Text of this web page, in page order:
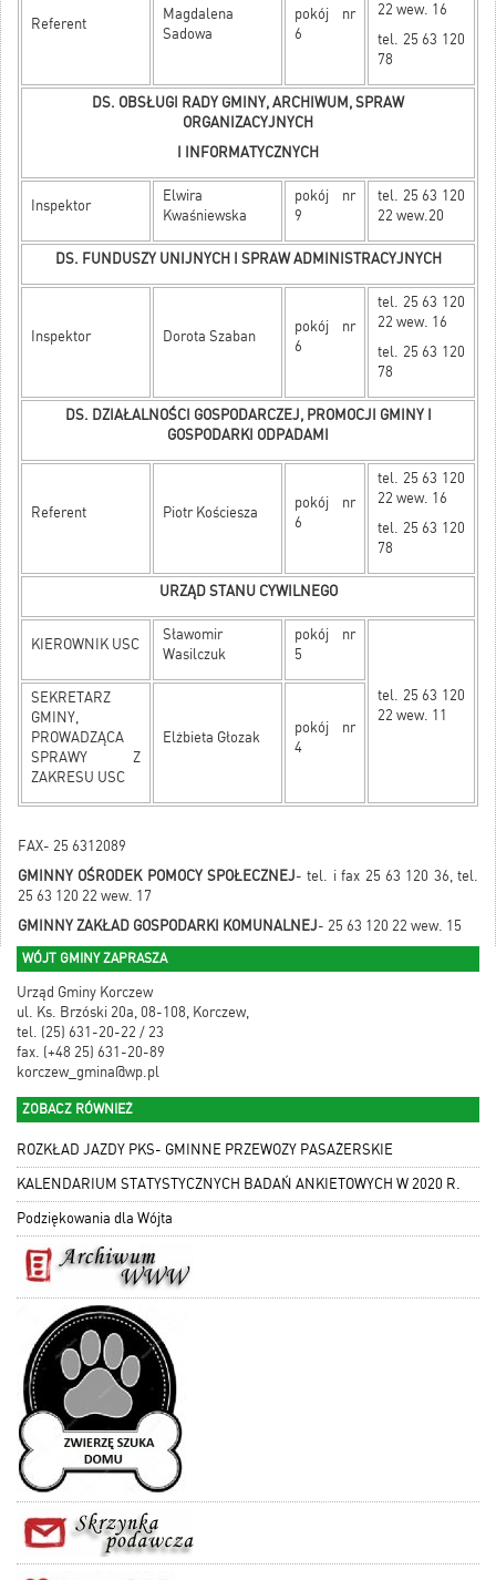
Referent
Magdalena
Sadowa
pokój nr
6
22 wew. 16
tel. 25 63 120
78
DS. OBSŁUGI RADY GMINY, ARCHIWUM, SPRAW
ORGANIZACYJNYCH
I INFORMATYCZNYCH
Inspektor
Elwira
Kwaśniewska
pokój nr
9
tel. 25 63 120
22 wew.20
DS. FUNDUSZY UNIJNYCH I SPRAW ADMINISTRACYJNYCH
Inspektor Dorota Szaban
pokój nr
6
tel. 25 63 120
22 wew. 16
tel. 25 63 120
78
DS. DZIAŁALNOŚCI GOSPODARCZEJ, PROMOCJI GMINY I
GOSPODARKI ODPADAMI
Referent Piotr Kościesza
pokój nr
6
tel. 25 63 120
22 wew. 16
tel. 25 63 120
78
URZĄD STANU CYWILNEGO
KIEROWNIK USC
Sławomir
Wasilczuk
pokój nr
5
tel. 25 63 120
22 wew. 11
SEKRETARZ
GMINY,
PROWADZĄCA
SPRAWY Z
ZAKRESU USC
Elżbieta Głozak
pokój nr
4
FAX- 25 6312089
GMINNY OŚRODEK POMOCY SPOŁECZNEJ- tel. i fax 25 63 120 36, tel.
25 63 120 22 wew. 17
GMINNY ZAKŁAD GOSPODARKI KOMUNALNEJ- 25 63 120 22 wew. 15
WÓJT GMINY ZAPRASZA
Urząd Gminy Korczew
ul. Ks. Brzóski 20a, 08-108, Korczew,
tel. (25) 631-20-22 / 23
fax. (+48 25) 631-20-89
korczew_gmina@wp.pl
ZOBACZ RÓWNIEŻ
ROZKŁAD JAZDY PKS- GMINNE PRZEWOZY PASAŻERSKIE
KALENDARIUM STATYSTYCZNYCH BADAŃ ANKIETOWYCH W 2020 R.
Podziękowania dla Wójta